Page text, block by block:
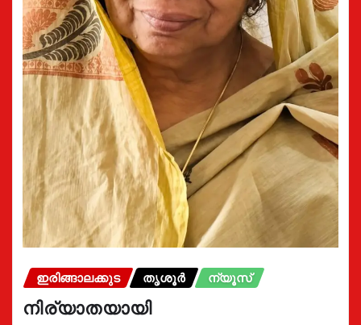
ഇരിങ്ങാലക്കുട തൃശൂർ ന്യൂസ്
നിര്യാതയായി